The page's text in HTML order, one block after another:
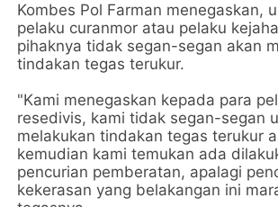
Kombes Pol Farman menegaskan,
pelaku curanmor atau pelaku
pihaknya tidak segan-segan akan
tindakan tegas terukur.
"Kami menegaskan kepada para
resedivis, kami tidak segan-segan
melakukan tindakan tegas terukur
kemudian kami temukan ada
pencurian pemberatan, apalagi
kekerasan yang belakangan ini